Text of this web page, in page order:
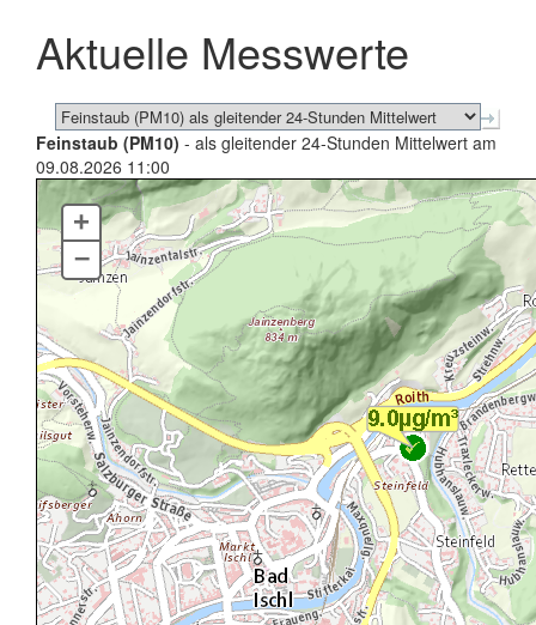
schließen
Aktuelle Messwerte
Feinstaub (PM10) - als gleitender 24-Stunden Mittelwert am
09.08.2026 11:00
+
–